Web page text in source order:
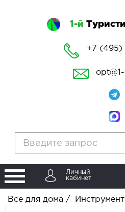
1-й
+7 (495)
Личный
кабинет
Все для дома / Инструмент